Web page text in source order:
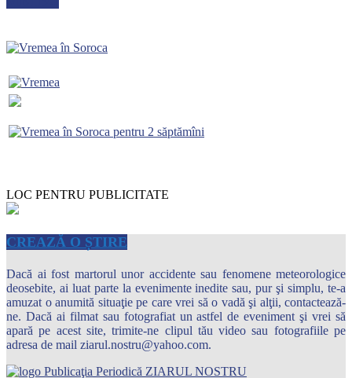
LOC PENTRU PUBLICITATE
CREAZĂ O ȘTIRE
Dacă ai fost martorul unor accidente sau fenomene meteorologice
deosebite, ai luat parte la evenimente inedite sau, pur şi simplu, te-a
amuzat o anumită situaţie pe care vrei să o vadă şi alţii, contactează-
ne. Dacă ai filmat sau fotografiat un astfel de eveniment şi vrei să
apară pe acest site, trimite-ne clipul tău video sau fotografiile pe
adresa de mail ziarul.nostru@yahoo.com.